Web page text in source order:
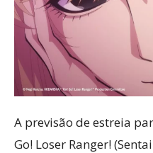
A previsão de estreia
Go! Loser Ranger!